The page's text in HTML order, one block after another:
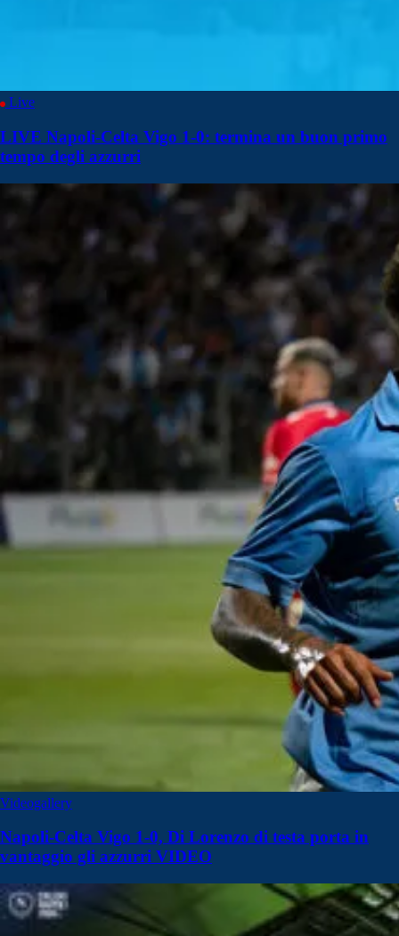
Live
LIVE Napoli-Celta Vigo 1-0: termina un buon primo
tempo degli azzurri
Videogallery
Napoli-Celta Vigo 1-0, Di Lorenzo di testa porta in
vantaggio gli azzurri VIDEO